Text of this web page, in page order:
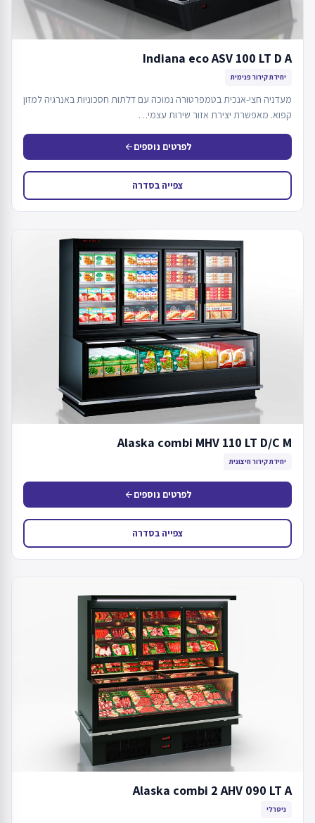
Indiana eco ASV 100 LT D A
יחידת קירור פנימית
מעדניה חצי-אנכית בטמפרטורה נמוכה עם דלתות חסכוניות באנרגיה למזון
קפוא. מאפשרת יצירת אזור שירות עצמי…
לפרטים נוספיםarrow_back
צפייה בסדרה
Alaska combi MHV 110 LT D/C M
יחידת קירור חיצונית
לפרטים נוספיםarrow_back
צפייה בסדרה
Alaska combi 2 AHV 090 LT A
ניטרלי